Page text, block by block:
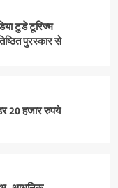
टुडे टूरिज्म
पुरस्कार से
20 हजार रुपये